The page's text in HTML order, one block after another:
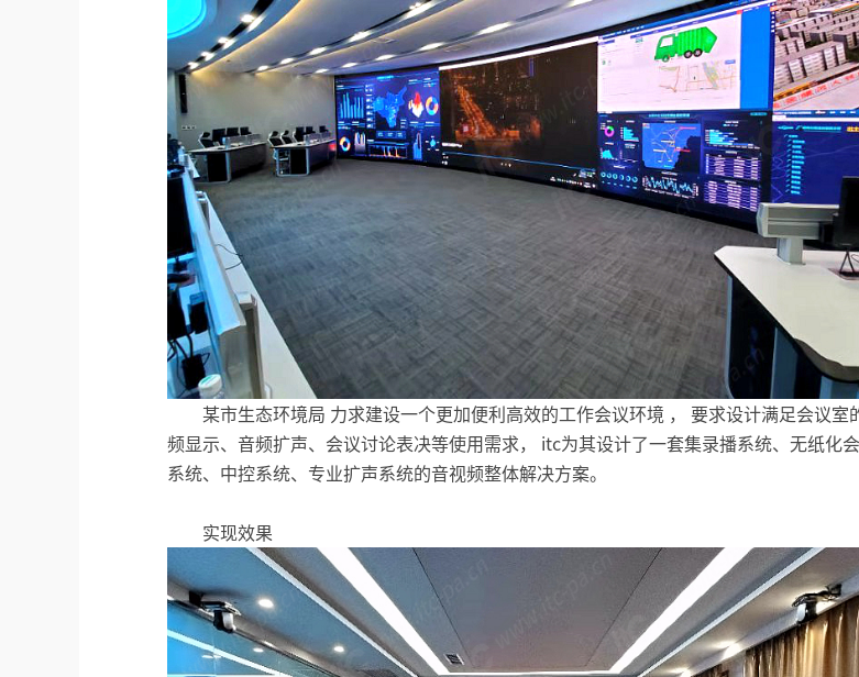
某市生态环境局 力求建设一个更加便利高效的工作会议环境 ， 要求设计满足会议室
频显示、音频扩声、会议讨论表决等使用需求， itc为其设计了一套集录播系统、无纸化
系统、中控系统、专业扩声系统的音视频整体解决方案。
实现效果